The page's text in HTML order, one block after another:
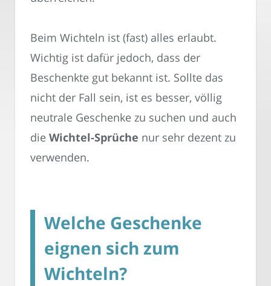
Beim Wichteln ist (fast) alles erlaubt.
Wichtig ist dafür jedoch, dass der
Beschenkte gut bekannt ist. Sollte das
nicht der Fall sein, ist es besser, völlig
neutrale Geschenke zu suchen und auch
die Wichtel-Sprüche nur sehr dezent zu
verwenden.
Welche Geschenke
eignen sich zum
Wichteln?